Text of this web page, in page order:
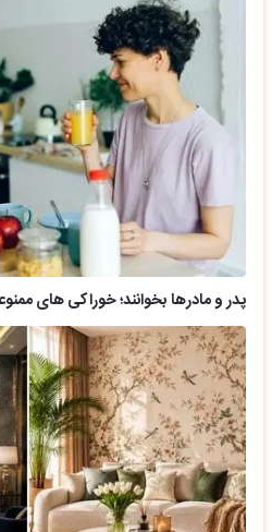
پدر و مادرها بخوانند؛ خوراکی های